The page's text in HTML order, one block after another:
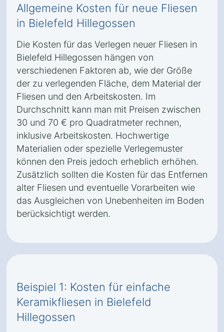
Allgemeine Kosten für neue Fliesen
in Bielefeld Hillegossen
Die Kosten für das Verlegen neuer Fliesen in
Bielefeld Hillegossen hängen von
verschiedenen Faktoren ab, wie der Größe
der zu verlegenden Fläche, dem Material der
Fliesen und den Arbeitskosten. Im
Durchschnitt kann man mit Preisen zwischen
30 und 70 € pro Quadratmeter rechnen,
inklusive Arbeitskosten. Hochwertige
Materialien oder spezielle Verlegemuster
können den Preis jedoch erheblich erhöhen.
Zusätzlich sollten die Kosten für das Entfernen
alter Fliesen und eventuelle Vorarbeiten wie
das Ausgleichen von Unebenheiten im Boden
berücksichtigt werden.
Beispiel 1: Kosten für einfache
Keramikfliesen in Bielefeld
Hillegossen